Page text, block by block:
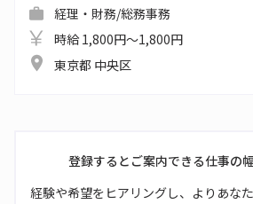
経理・財務/総務事務
時給 1,800円～1,800円
東京都 中央区
登録するとご案内できる仕事の
経験や希望をヒアリングし、よりあな